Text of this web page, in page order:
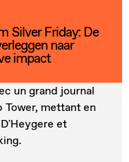
Silver Friday: De
naar
impact